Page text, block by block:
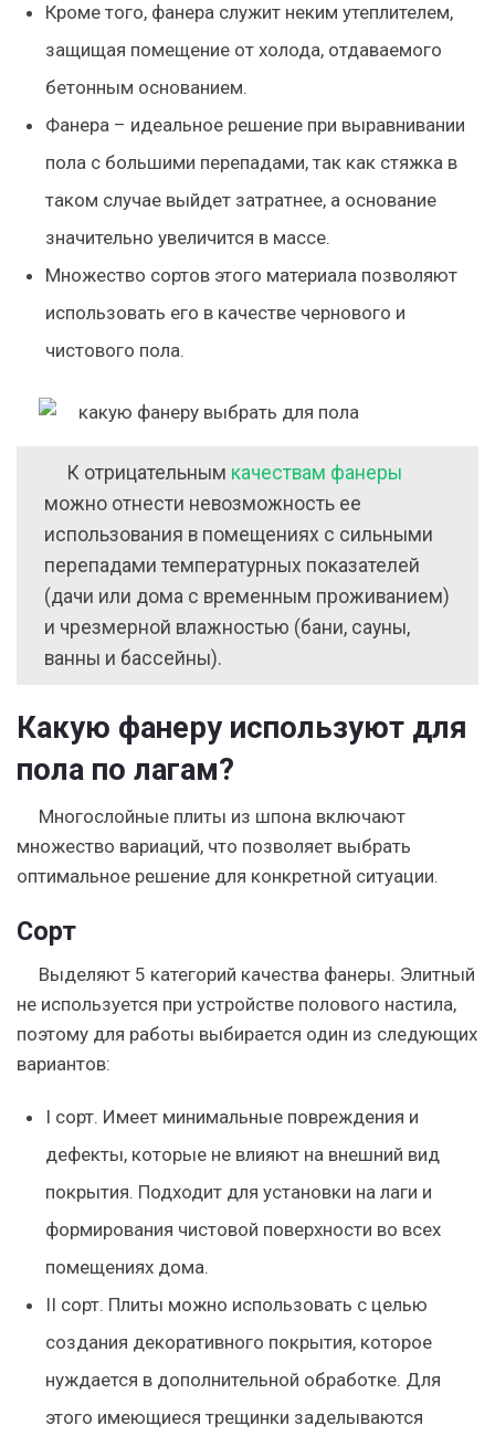
Кроме того, фанера служит неким утеплителем,
защищая помещение от холода, отдаваемого
бетонным основанием.
Фанера – идеальное решение при выравнивании
пола с большими перепадами, так как стяжка в
таком случае выйдет затратнее, а основание
значительно увеличится в массе.
Множество сортов этого материала позволяют
использовать его в качестве чернового и
чистового пола.
К отрицательным качествам фанеры
можно отнести невозможность ее
использования в помещениях с сильными
перепадами температурных показателей
(дачи или дома с временным проживанием)
и чрезмерной влажностью (бани, сауны,
ванны и бассейны).
Какую фанеру используют для
пола по лагам?
Многослойные плиты из шпона включают
множество вариаций, что позволяет выбрать
оптимальное решение для конкретной ситуации.
Сорт
Выделяют 5 категорий качества фанеры. Элитный
не используется при устройстве полового настила,
поэтому для работы выбирается один из следующих
вариантов:
I сорт. Имеет минимальные повреждения и
дефекты, которые не влияют на внешний вид
покрытия. Подходит для установки на лаги и
формирования чистовой поверхности во всех
помещениях дома.
II сорт. Плиты можно использовать с целью
создания декоративного покрытия, которое
нуждается в дополнительной обработке. Для
этого имеющиеся трещинки заделываются